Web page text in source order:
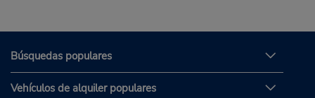
Búsquedas populares
Vehículos de alquiler populares